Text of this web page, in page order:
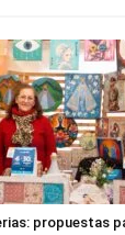
propuestas